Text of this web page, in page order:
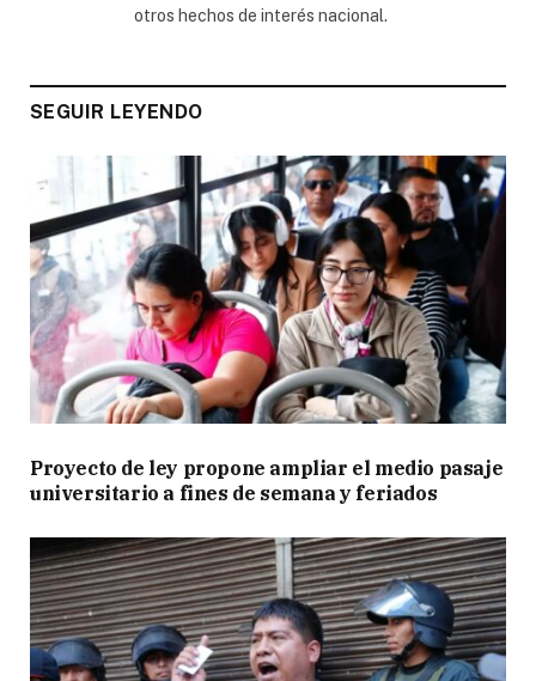
otros hechos de interés nacional.
SEGUIR LEYENDO
Proyecto de ley propone ampliar el medio pasaje
universitario a fines de semana y feriados